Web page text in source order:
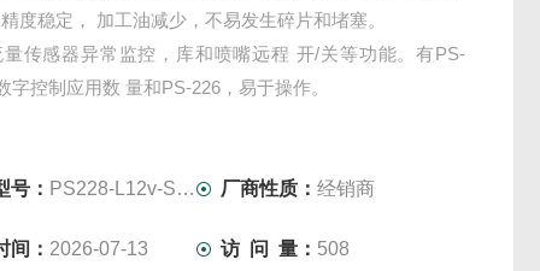
度稳定， 加工油减少，不易发生碎片和堵塞。
量传感器异常监控，库和喷嘴远程 开/关等功能。有PS-
字控制应用数 量和PS-226，易于操作。
号： PS228-L12v-SPT20SB02 厂商性质：经销商
间： 2026-07-13 访 问 量： 508